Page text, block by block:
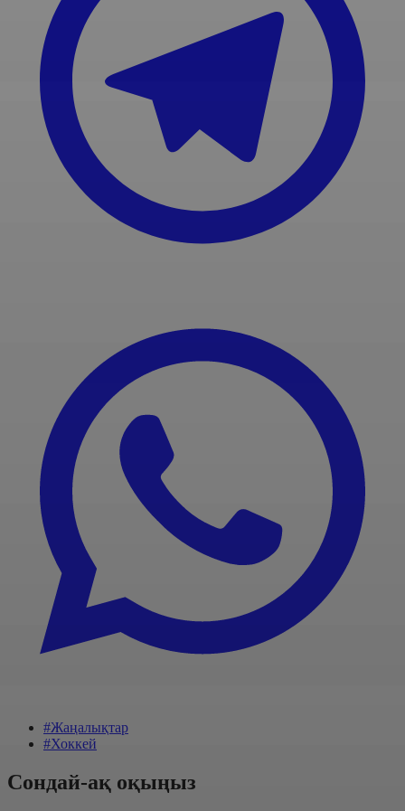
#Жаңалықтар
#Хоккей
Сондай-ақ оқыңыз